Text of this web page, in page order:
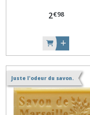
2€98
Juste l'odeur du savon.